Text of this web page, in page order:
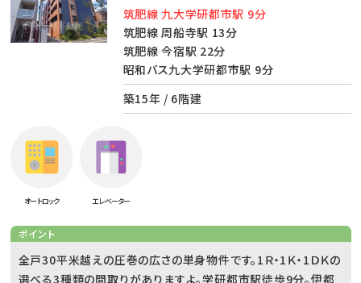
筑肥線 九大学研都市駅 9分
筑肥線 周船寺駅 13分
筑肥線 今宿駅 22分
昭和バス九大学研都市駅 9分
築15年 / 6階建
オートロック エレベーター
ポイント
全戸30平米越えの圧巻の広さの単身物件です。1Ｒ・1Ｋ・1ＤＫの
選べる3種類の間取りがありますよ。学研都市駅徒歩9分。伊都